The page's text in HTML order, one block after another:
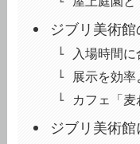
ジブリ美術
入場時間
展示を効
カフェ「
ジブリ美術